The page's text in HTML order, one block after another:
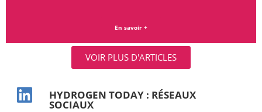
En savoir +
VOIR PLUS D'ARTICLES
HYDROGEN TODAY : RÉSEAUX
SOCIAUX